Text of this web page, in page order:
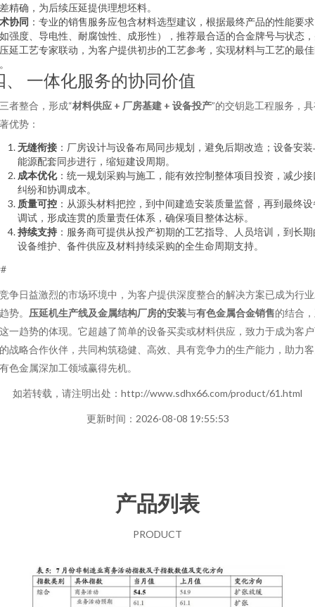
精确，为后续压延提供理想坯料。
协同 ：专业的销售服务应包含材料选型建议，根据最终产品的性能要求
强度、导电性、耐腐蚀性、成形性），推荐最合适的合金牌号与状态
延工艺专家联动，为客户提供初步的工艺参考，实现材料与工艺的最
、 一体化服务的协同价值
者整合，形成“材料供应 + 厂房基建 + 设备投产”的交钥匙工程服务，
优势：
无缝衔接 ：厂房设计与设备布局同步规划，避免后期改造；设备安装
能源配套同步进行，缩短建设周期。
成本优化：统一规划采购与施工，能有效控制整体项目投资，减少接
纠纷和协调成本。
质量可控 ：从源头材料把控，到中间建造安装质量监督，再到最终设
调试，形成连贯的质量责任体系，确保项目整体达标。
持续支持 ：服务商可提供从投产初期的工艺指导、人员培训，到长期
设备维护、备件供应及材料持续采购的全生命周期支持。
争日益激烈的市场环境中，为客户提供深度整合的解决方案已成为行
势。 压延机生产线及金属结构厂房的安装与有色金属合金销售的结合
一趋势的体现。它超越了简单的设备买卖或材料供应，致力于成为客
战略合作伙伴，共同构筑稳健、高效、具有竞争力的生产能力，助力
色金属深加工领域赢得先机。
如若转载，请注明出处：http://www.sdhx66.com/product/61.html
更新时间：2026-08-08 19:55:53
产品列表
PRODUCT